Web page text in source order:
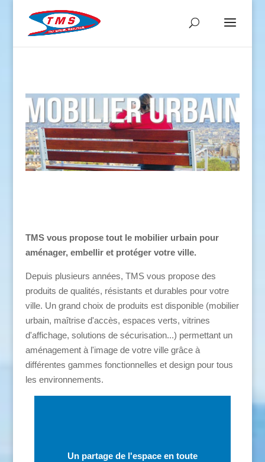
TMS vous propose tout le mobilier urbain pour
aménager, embellir et protéger votre ville.
Depuis plusieurs années, TMS vous propose des
produits de qualités, résistants et durables pour votre
ville. Un grand choix de produits est disponible (mobilier
urbain, maîtrise d'accès, espaces verts, vitrines
d'affichage, solutions de sécurisation...) permettant un
aménagement à l'image de votre ville grâce à
différentes gammes fonctionnelles et design pour tous
les environnements.
Un partage de l'espace en toute